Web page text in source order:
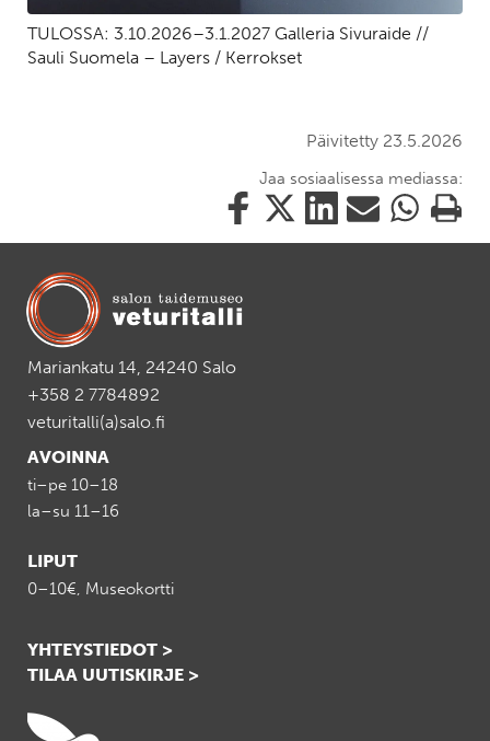
TULOSSA: 3.10.2026–3.1.2027 Galleria Sivuraide //
Sauli Suomela – Layers / Kerrokset
Päivitetty 23.5.2026
Jaa sosiaalisessa mediassa:
Jaa
tämä
Jaa
Jaa
tämä
Jaa
Jaa
Tulosta
Mariankatu 14, 24240 Salo
+358 2 7784892
veturitalli(a)salo.fi
AVOINNA
ti–pe 10–18
la–su 11–16
LIPUT
0–10€, Museokortti
YHTEYSTIEDOT >
TILAA UUTISKIRJE >